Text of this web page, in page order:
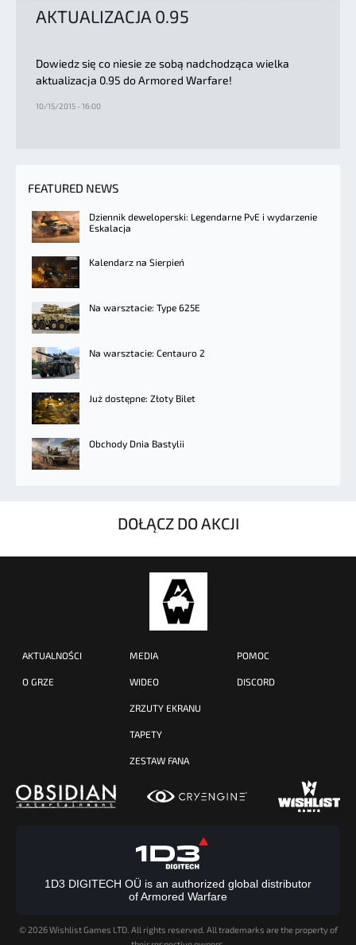
AKTUALIZACJA 0.95
Dowiedz się co niesie ze sobą nadchodząca wielka
aktualizacja 0.95 do Armored Warfare!
10/15/2015 - 16:00
FEATURED NEWS
Dziennik deweloperski: Legendarne PvE i wydarzenie
Eskalacja
Kalendarz na Sierpień
Na warsztacie: Type 625E
Na warsztacie: Centauro 2
Już dostępne: Złoty Bilet
Obchody Dnia Bastylii
DOŁĄCZ DO AKCJI
AKTUALNOŚCI
O GRZE
MEDIA
WIDEO
ZRZUTY EKRANU
TAPETY
ZESTAW FANA
POMOC
DISCORD
1D3 DIGITECH OÜ is an authorized global distributor
of Armored Warfare
© 2026 Wishlist Games LTD. All rights reserved. All trademarks are the property of